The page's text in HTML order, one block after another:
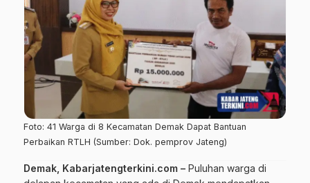
Foto: 41 Warga di 8 Kecamatan Demak Dapat Bantuan
Perbaikan RTLH (Sumber: Dok. pemprov Jateng)
Demak, Kabarjatengterkini.com – Puluhan warga di